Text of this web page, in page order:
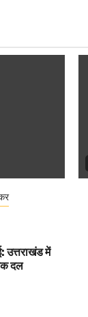
उत्तराखंड में
दल